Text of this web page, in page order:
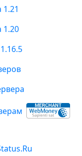
1.20